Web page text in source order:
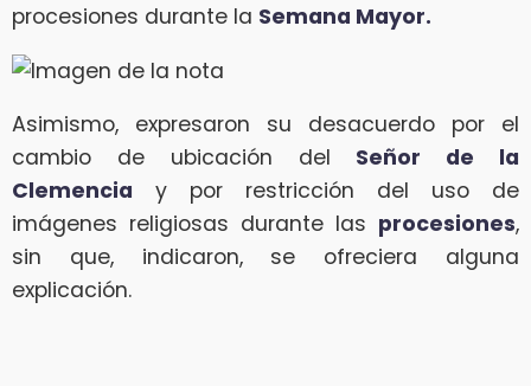
procesiones durante la Semana Mayor.
Asimismo, expresaron su desacuerdo por el
cambio de ubicación del Señor de la
Clemencia y por restricción del uso de
imágenes religiosas durante las procesiones,
sin que, indicaron, se ofreciera alguna
explicación.